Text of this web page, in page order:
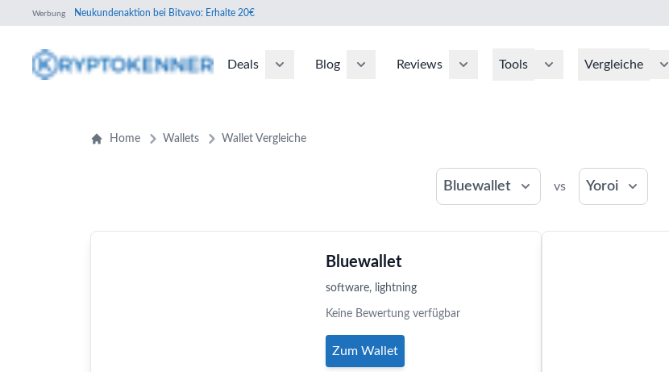
Werbung Neukundenaktion bei Bitvavo: Erhalte 20€
Deals Blog Reviews Tools Vergleiche
Home Wallets Wallet Vergleiche
Bluewallet vs Yoroi
Bluewallet
software, lightning
Keine Bewertung verfügbar
Zum Wallet